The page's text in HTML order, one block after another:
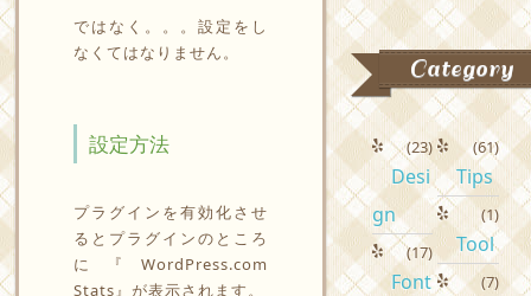
ではなく。。。設定をし
なくてはなりません。
設定方法
プラグインを有効化させ
るとプラグインのところ
に『WordPress.com
Stats』が表示されます。
Category
Desi
gn
(23)
Font
(17)
Tips
(61)
Tool
(1)
(7)